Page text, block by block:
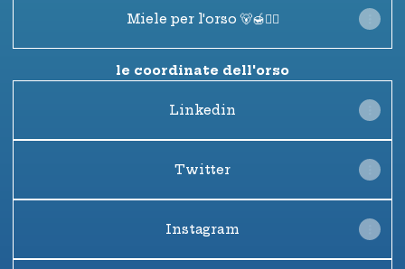
Miele per l'orso 🐻🍯❤️‍🔥
le coordinate dell'orso
Linkedin
Twitter
Instagram